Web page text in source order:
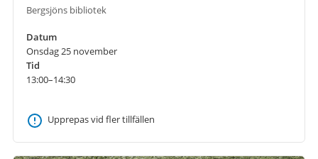
Bergsjöns bibliotek
Datum
Onsdag 25 november
Tid
13:00–14:30
Upprepas vid fler tillfällen